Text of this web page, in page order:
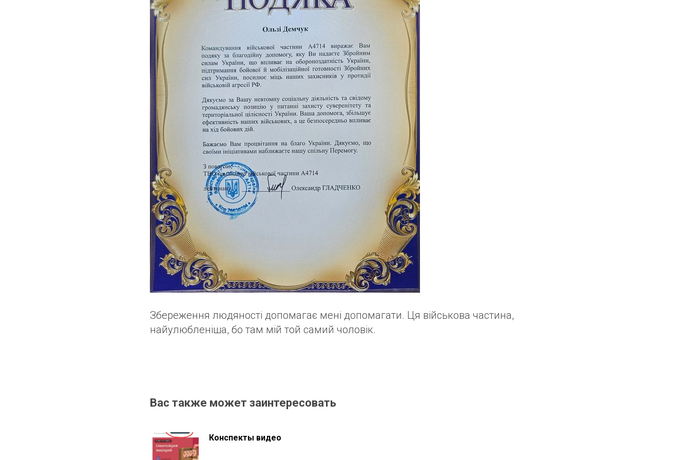
Збереження людяності допомагає мені допомагати. Ця військова частина,
найулюбленіша, бо там мій той самий чоловік.
Вас также может заинтересовать
Конспекты видео